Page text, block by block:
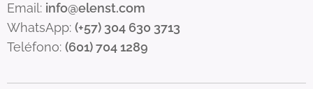
Email: info@elenst.com
WhatsApp: (+57) 304 630 3713
Teléfono: (601) 704 1289